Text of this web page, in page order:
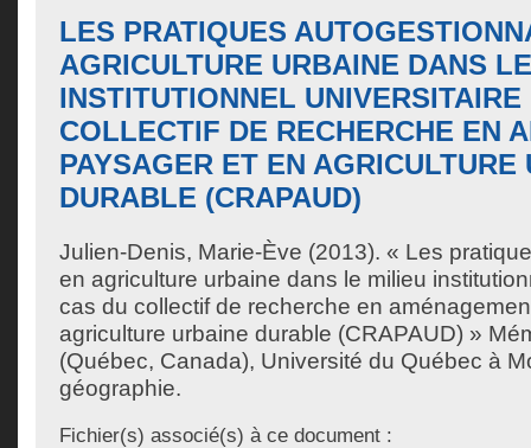
LES PRATIQUES
AGRICULTURE URBAINE DANS
INSTITUTIONNEL
COLLECTIF DE RECHERCHE EN
PAYSAGER ET EN AGRICULTURE
DURABLE (CRAPAUD)
Julien-Denis, Marie-Ève (2013). « Les
en agriculture urbaine dans le milieu
cas du collectif de recherche en
agriculture urbaine durable (CRAPAUD) »
(Québec, Canada), Université du Québec à
géographie.
Fichier(s) associé(s) à ce document :